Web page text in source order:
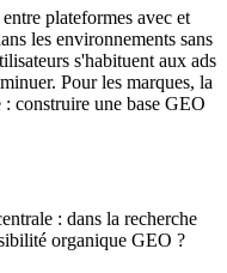
plateformes avec et
les environnements sans
s'habituent aux ads
Pour les marques, la
construire une base GEO
: dans la recherche
organique GEO ?